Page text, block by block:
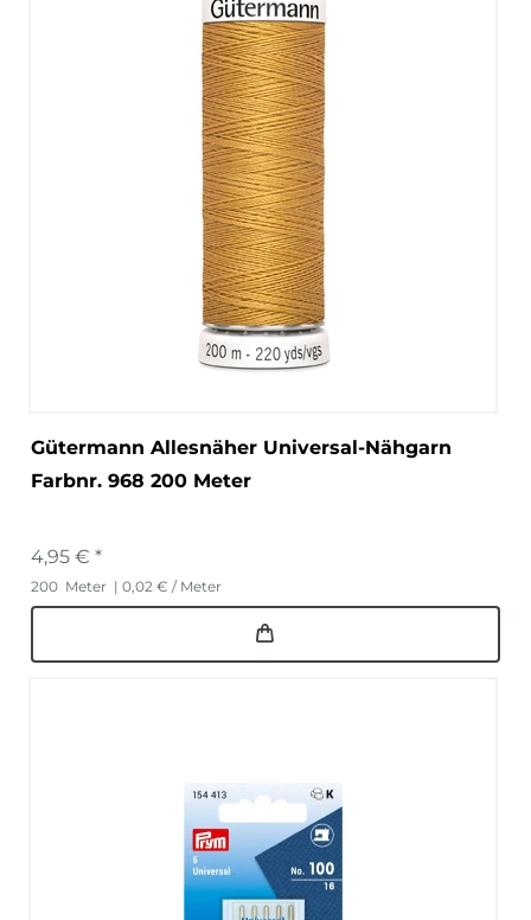
Gütermann Allesnäher Universal-Nähgarn
Farbnr. 968 200 Meter
4,95 € *
200 Meter | 0,02 € / Meter